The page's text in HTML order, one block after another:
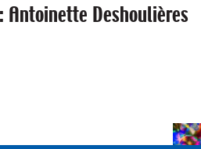
Antoinette Deshoulières